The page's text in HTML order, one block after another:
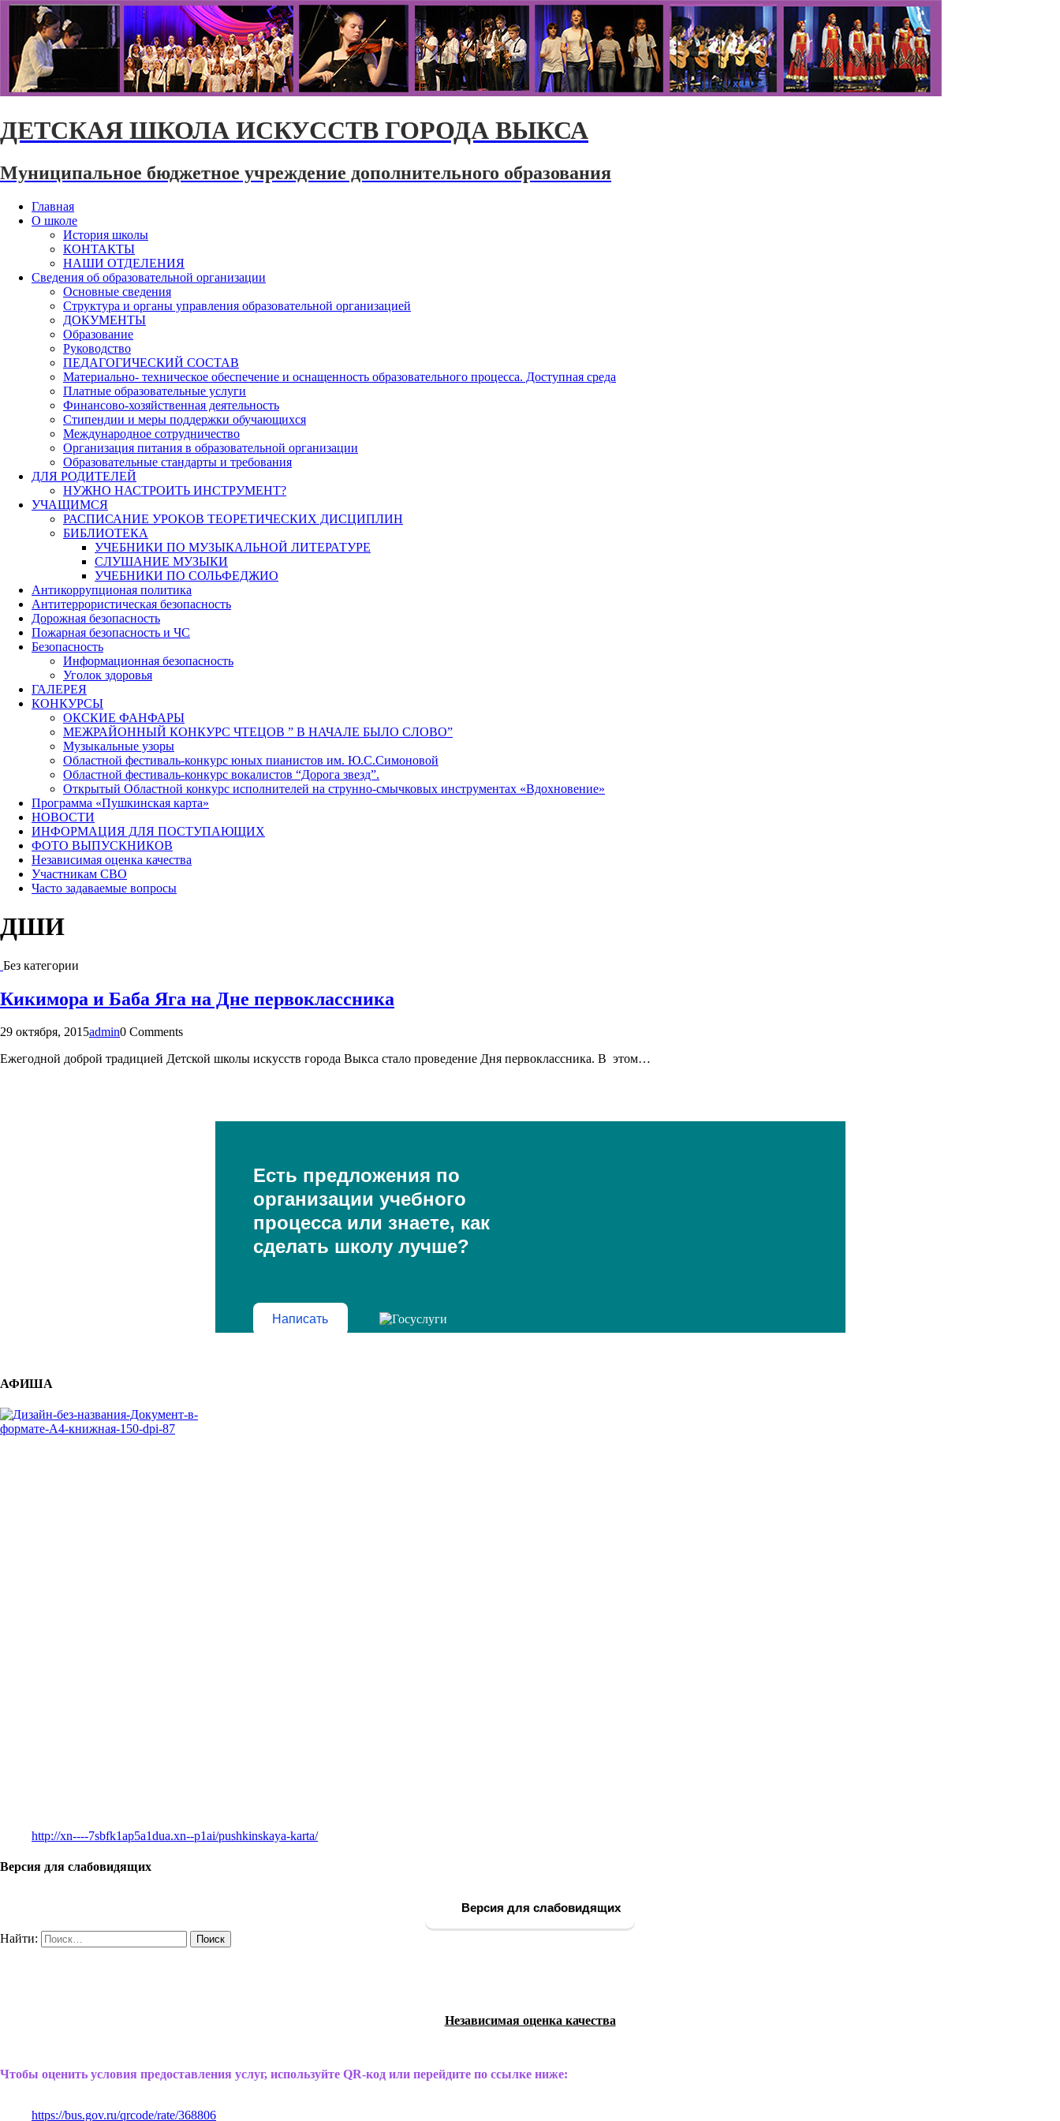
ДЕТСКАЯ ШКОЛА ИСКУССТВ ГОРОДА ВЫКСА
Муниципальное бюджетное учреждение дополнительного образования
Главная
О школе
История школы
КОНТАКТЫ
НАШИ ОТДЕЛЕНИЯ
Сведения об образовательной организации
Основные сведения
Структура и органы управления образовательной организацией
ДОКУМЕНТЫ
Образование
Руководство
ПЕДАГОГИЧЕСКИЙ СОСТАВ
Материально- техническое обеспечение и оснащенность образовательного процесса. Доступная среда
Платные образовательные услуги
Финансово-хозяйственная деятельность
Стипендии и меры поддержки обучающихся
Международное сотрудничество
Организация питания в образовательной организации
Образовательные стандарты и требования
ДЛЯ РОДИТЕЛЕЙ
НУЖНО НАСТРОИТЬ ИНСТРУМЕНТ?
УЧАЩИМСЯ
РАСПИСАНИЕ УРОКОВ ТЕОРЕТИЧЕСКИХ ДИСЦИПЛИН
БИБЛИОТЕКА
УЧЕБНИКИ ПО МУЗЫКАЛЬНОЙ ЛИТЕРАТУРЕ
СЛУШАНИЕ МУЗЫКИ
УЧЕБНИКИ ПО СОЛЬФЕДЖИО
Антикоррупционая политика
Антитеррористическая безопасность
Дорожная безопасность
Пожарная безопасность и ЧС
Безопасность
Информационная безопасность
Уголок здоровья
ГАЛЕРЕЯ
КОНКУРСЫ
ОКСКИЕ ФАНФАРЫ
МЕЖРАЙОННЫЙ КОНКУРС ЧТЕЦОВ ” В НАЧАЛЕ БЫЛО СЛОВО”
Музыкальные узоры
Областной фестиваль-конкурс юных пианистов им. Ю.С.Симоновой
Областной фестиваль-конкурс вокалистов “Дорога звезд”.
Открытый Областной конкурс исполнителей на струнно-смычковых инструментах «Вдохновение»
Программа «Пушкинская карта»
НОВОСТИ
ИНФОРМАЦИЯ ДЛЯ ПОСТУПАЮЩИХ
ФОТО ВЫПУСКНИКОВ
Независимая оценка качества
Участникам СВО
Часто задаваемые вопросы
ДШИ
Без категории
Кикимора и Баба Яга на Дне первоклассника
29 октября, 2015admin0 Comments
Ежегодной доброй традицией Детской школы искусств города Выкса стало проведение Дня первоклассника. В этом…
Есть предложения по
организации учебного
процесса или знаете, как
сделать школу лучше?
Написать
АФИША
http://xn----7sbfk1ap5a1dua.xn--p1ai/pushkinskaya-karta/
Версия для слабовидящих
Версия для слабовидящих
Найти:
Независимая оценка качества
Чтобы оценить условия предоставления услуг, используйте QR-код или перейдите по ссылке ниже:
https://bus.gov.ru/qrcode/rate/368806